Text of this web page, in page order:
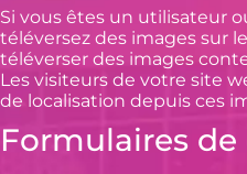
Si vous êtes un utilisateur
téléversez des images sur
téléverser des images
Les visiteurs de votre site
de localisation depuis ces
Formulaires